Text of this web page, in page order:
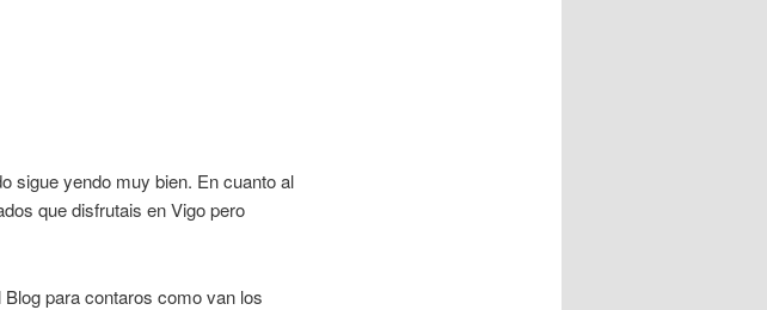
sigue yendo muy bien. En cuanto al
que disfrutais en Vigo pero
para contaros como van los